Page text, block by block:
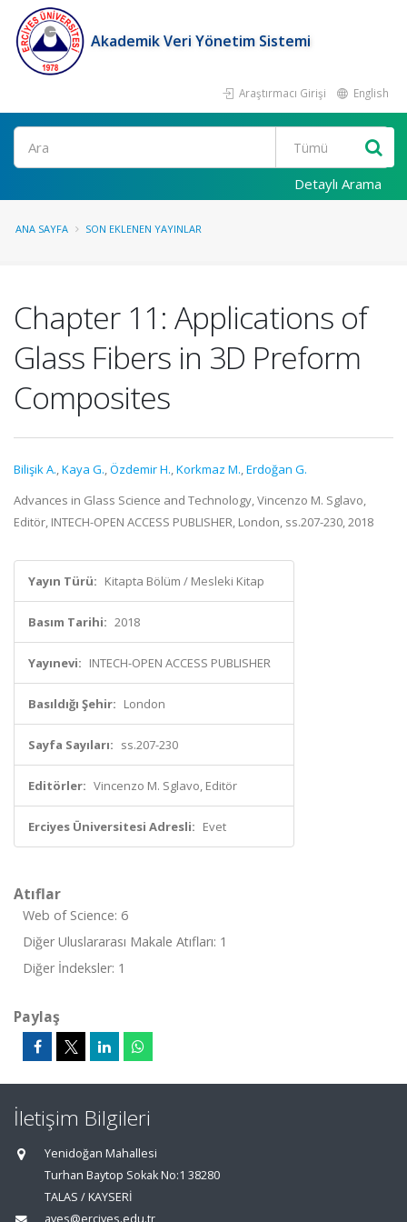
Akademik Veri Yönetim Sistemi
Araştırmacı Girişi English
Ara
Detaylı Arama
ANA SAYFA SON EKLENEN YAYINLAR
Chapter 11: Applications of
Glass Fibers in 3D Preform
Composites
Bilişik A.,Kaya G.,Özdemir H.,Korkmaz M.,Erdoğan G.
Advances in Glass Science and Technology, Vincenzo M. Sglavo,
Editör, INTECH-OPEN ACCESS PUBLISHER, London, ss.207-230, 2018
Yayın Türü: Kitapta Bölüm / Mesleki Kitap
Basım Tarihi: 2018
Yayınevi: INTECH-OPEN ACCESS PUBLISHER
Basıldığı Şehir: London
Sayfa Sayıları: ss.207-230
Editörler: Vincenzo M. Sglavo, Editör
Erciyes Üniversitesi Adresli: Evet
Atıflar
Web of Science: 6
Diğer Uluslararası Makale Atıfları: 1
Diğer İndeksler: 1
Paylaş
İletişim Bilgileri
Yenidoğan Mahallesi
Turhan Baytop Sokak No:1 38280
TALAS / KAYSERİ
aves@erciyes.edu.tr